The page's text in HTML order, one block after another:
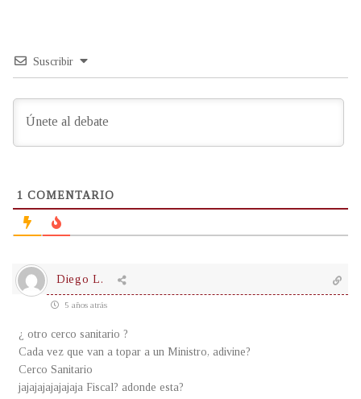
Suscribir
1 COMENTARIO
Diego L.
5 años atrás
¿ otro cerco sanitario ?
Cada vez que van a topar a un Ministro, adivine?
Cerco Sanitario
jajajajajajajaja Fiscal? adonde esta?